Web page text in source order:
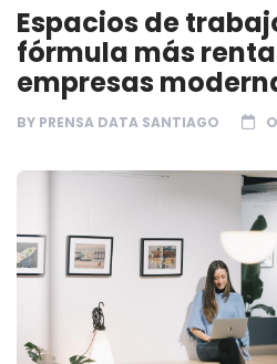
Espacios de
fórmula más
empresas
BY PRENSA DATA SANTIAGO